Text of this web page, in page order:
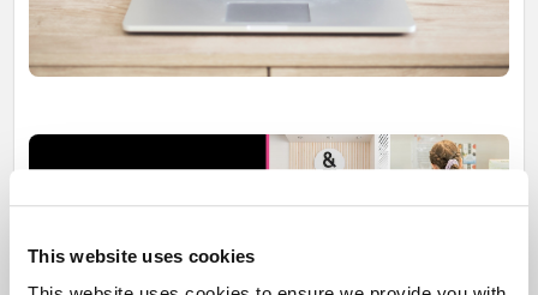
This website uses cookies